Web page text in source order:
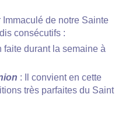
de notre Sainte
consécutifs :
faite durant la semaine à
: Il convient en cette
très parfaites du Saint